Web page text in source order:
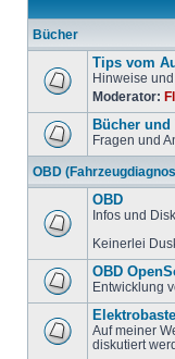
Bücher
Tips vom
Hinweise
Moderator:
Bücher
Fragen und
OBD
OBD
Infos und
Keinerlei
OBD
Entwicklung
Auf meiner
diskutiert